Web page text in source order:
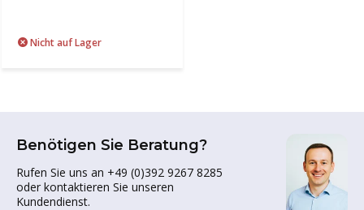
Nicht auf Lager
Benötigen Sie Beratung?
Rufen Sie uns an +49 (0)392 9267 8285
oder kontaktieren Sie unseren
Kundendienst.